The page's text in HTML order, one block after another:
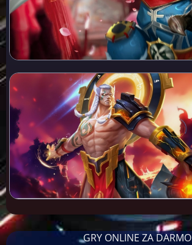
GRY ONLINE ZA DARMO